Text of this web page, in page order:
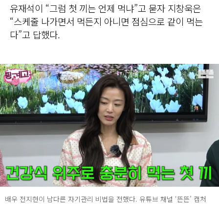
유재석이 “그럼 첫 끼는 언제 먹냐”고 묻자 지창욱은
“스케줄 나가면서 먹든지 아니면 점심으로 같이 먹는
다”고 답했다.
배우 전지현이 남다른 자기관리 비법을 전했다. 유튜브 채널 ‘뜬뜬’ 캡처